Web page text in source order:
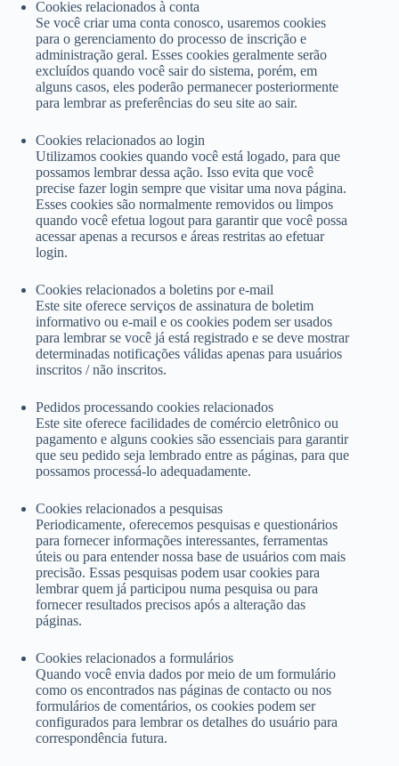
Cookies relacionados à conta
Se você criar uma conta conosco, usaremos cookies
para o gerenciamento do processo de inscrição e
administração geral. Esses cookies geralmente serão
excluídos quando você sair do sistema, porém, em
alguns casos, eles poderão permanecer posteriormente
para lembrar as preferências do seu site ao sair.
Cookies relacionados ao login
Utilizamos cookies quando você está logado, para que
possamos lembrar dessa ação. Isso evita que você
precise fazer login sempre que visitar uma nova página.
Esses cookies são normalmente removidos ou limpos
quando você efetua logout para garantir que você possa
acessar apenas a recursos e áreas restritas ao efetuar
login.
Cookies relacionados a boletins por e-mail
Este site oferece serviços de assinatura de boletim
informativo ou e-mail e os cookies podem ser usados ​​
para lembrar se você já está registrado e se deve mostrar
determinadas notificações válidas apenas para usuários
inscritos / não inscritos.
Pedidos processando cookies relacionados
Este site oferece facilidades de comércio eletrônico ou
pagamento e alguns cookies são essenciais para garantir
que seu pedido seja lembrado entre as páginas, para que
possamos processá-lo adequadamente.
Cookies relacionados a pesquisas
Periodicamente, oferecemos pesquisas e questionários
para fornecer informações interessantes, ferramentas
úteis ou para entender nossa base de usuários com mais
precisão. Essas pesquisas podem usar cookies para
lembrar quem já participou numa pesquisa ou para
fornecer resultados precisos após a alteração das
páginas.
Cookies relacionados a formulários
Quando você envia dados por meio de um formulário
como os encontrados nas páginas de contacto ou nos
formulários de comentários, os cookies podem ser
configurados para lembrar os detalhes do usuário para
correspondência futura.